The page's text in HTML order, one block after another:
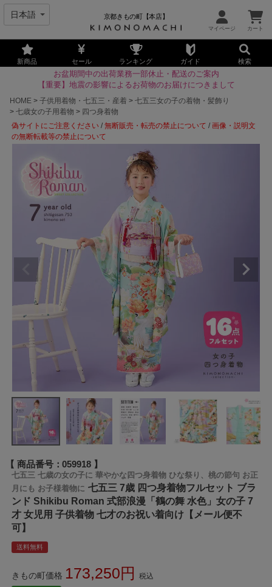
京都きもの町【本店】
新商品 セール ランキング ガイド 検索
お盆期間中の出荷業務一部休止・配送のご案内
【重要】地震の影響によるお荷物のお届けにつきまして
HOME
子供用着物・七五三・産着
七五三女の子の着物・髪飾り
七歳女の子用着物
四つ身着物
偽サイトにご注意ください /無断販売・転売の禁止について /画像・説明文
の無断転載等の禁止について
商品番号 059918
七五三 七歳の女の子に 華やかな四つ身着物 ひな祭り、桃の節句 お正
月にも お子様着物に 七五三 7歳 四つ身着物フルセット ブラ
ンド Shikibu Roman 式部浪漫「鶴の舞 水色」女の子 7
才 女児用 子供着物 七才のお祝い着向け【メール便不
可】
送料無料
きもの町価格 173,250 税込